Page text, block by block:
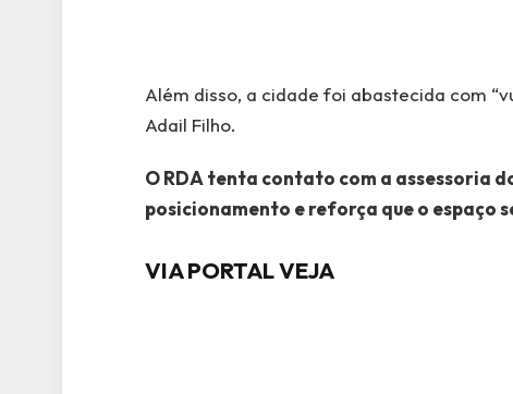
Além disso, a cidade foi abastecida com
Adail Filho.
O RDA tenta contato com a assessoria
posicionamento e reforça que o espaço
VIA PORTAL VEJA